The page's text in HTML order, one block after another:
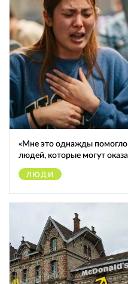
«Мне это однажды
людей, которые могут
ЛЮДИ